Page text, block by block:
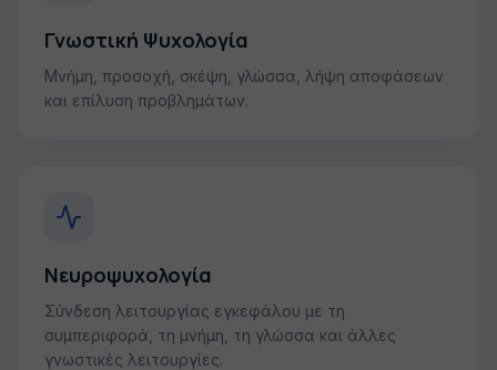
Γνωστική Ψυχολογία
Μνήμη, προσοχή, σκέψη, γλώσσα, λήψη αποφάσεων
και επίλυση προβλημάτων.
Νευροψυχολογία
Σύνδεση λειτουργίας εγκεφάλου με τη
συμπεριφορά, τη μνήμη, τη γλώσσα και άλλες
γνωστικές λειτουργίες.